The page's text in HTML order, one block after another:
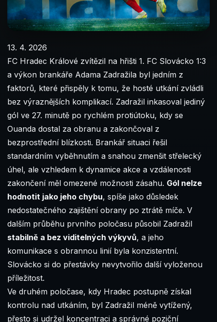
13. 4. 2026
FC Hradec Králové zvítězil na hřišti 1. FC Slovácko 1:3
a výkon brankáře Adama Zadražila byl jedním z
faktorů, které přispěly k tomu, že hosté utkání zvládli
bez výraznějších komplikací. Zadražil inkasoval jediný
gól ve 27. minutě po rychlém protiútoku, kdy se
Ouanda dostal za obranu a zakončoval z
bezprostřední blízkosti. Brankář situaci řešil
standardním vyběhnutím a snahou zmenšit střelecký
úhel, ale vzhledem k dynamice akce a vzdálenosti
zakončení měl omezené možnosti zásahu. Gól nelze
hodnotit jako jeho chybu, spíše jako důsledek
nedostatečného zajištění obrany po ztrátě míče. V
dalším průběhu prvního poločasu působil Zadražil
stabilně a bez viditelných výkyvů, a jeho
komunikace s obrannou linií byla konzistentní.
Slovácko si do přestávky nevytvořilo další vyloženou
příležitost.
Ve druhém poločase, kdy Hradec postupně získal
kontrolu nad utkáním, byl Zadražil méně vytížený,
přesto si udržel koncentraci a správné poziční